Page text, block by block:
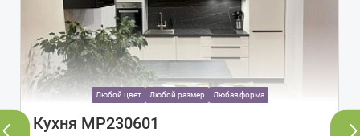
Любой цвет Любой размер Любая форма
Кухня МР230601